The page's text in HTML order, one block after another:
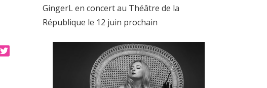
GingerL en concert au Théâtre de la
République le 12 juin prochain